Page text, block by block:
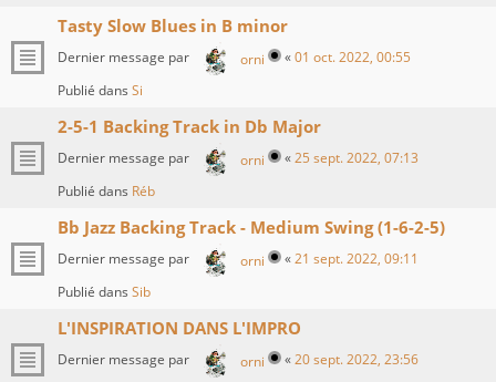
Tasty Slow Blues in B minor
Dernier message par orni «01 oct. 2022, 00:55
Publié dans Si
2-5-1 Backing Track in Db Major
Dernier message par orni «25 sept. 2022, 07:13
Publié dans Réb
Bb Jazz Backing Track - Medium Swing (1-6-2-5)
Dernier message par orni «21 sept. 2022, 09:11
Publié dans Sib
L'INSPIRATION DANS L'IMPRO
Dernier message par orni «20 sept. 2022, 23:56